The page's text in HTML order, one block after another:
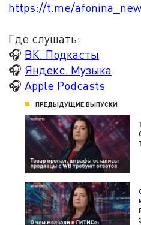
https://t.me/
Где слушать:
🎧 ВК. Подкасты
🎧 Яндекс. Музыка
🎧Apple Podcasts
ПРЕДЫДУЩИЕ ВЫПУСКИ